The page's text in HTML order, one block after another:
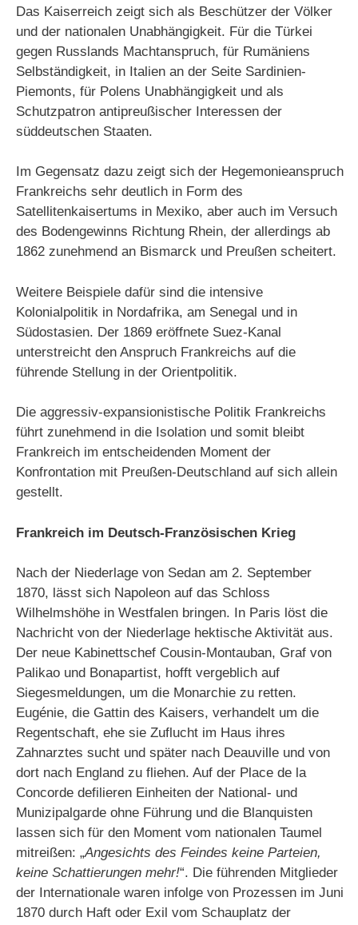
Das Kaiserreich zeigt sich als Beschützer der Völker
und der nationalen Unabhängigkeit. Für die Türkei
gegen Russlands Machtanspruch, für Rumäniens
Selbständigkeit, in Italien an der Seite Sardinien-
Piemonts, für Polens Unabhängigkeit und als
Schutzpatron antipreußischer Interessen der
süddeutschen Staaten.
Im Gegensatz dazu zeigt sich der Hegemonieanspruch
Frankreichs sehr deutlich in Form des
Satellitenkaisertums in Mexiko, aber auch im Versuch
des Bodengewinns Richtung Rhein, der allerdings ab
1862 zunehmend an Bismarck und Preußen scheitert.
Weitere Beispiele dafür sind die intensive
Kolonialpolitik in Nordafrika, am Senegal und in
Südostasien. Der 1869 eröffnete Suez-Kanal
unterstreicht den Anspruch Frankreichs auf die
führende Stellung in der Orientpolitik.
Die aggressiv-expansionistische Politik Frankreichs
führt zunehmend in die Isolation und somit bleibt
Frankreich im entscheidenden Moment der
Konfrontation mit Preußen-Deutschland auf sich allein
gestellt.
Frankreich im Deutsch-Französischen Krieg
Nach der Niederlage von Sedan am 2. September
1870, lässt sich Napoleon auf das Schloss
Wilhelmshöhe in Westfalen bringen. In Paris löst die
Nachricht von der Niederlage hektische Aktivität aus.
Der neue Kabinettschef Cousin-Montauban, Graf von
Palikao und Bonapartist, hofft vergeblich auf
Siegesmeldungen, um die Monarchie zu retten.
Eugénie, die Gattin des Kaisers, verhandelt um die
Regentschaft, ehe sie Zuflucht im Haus ihres
Zahnarztes sucht und später nach Deauville und von
dort nach England zu fliehen. Auf der Place de la
Concorde defilieren Einheiten der National- und
Munizipalgarde ohne Führung und die Blanquisten
lassen sich für den Moment vom nationalen Taumel
mitreißen: „Angesichts des Feindes keine Parteien,
keine Schattierungen mehr!“. Die führenden Mitglieder
der Internationale waren infolge von Prozessen im Juni
1870 durch Haft oder Exil vom Schauplatz der